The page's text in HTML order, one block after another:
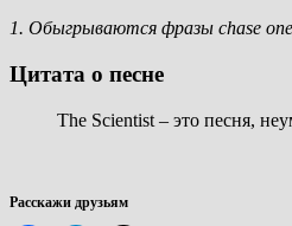
1. Обыгрываются фразы chase
Цитата о песне
The Scientist – это песня,
Расскажи друзьям